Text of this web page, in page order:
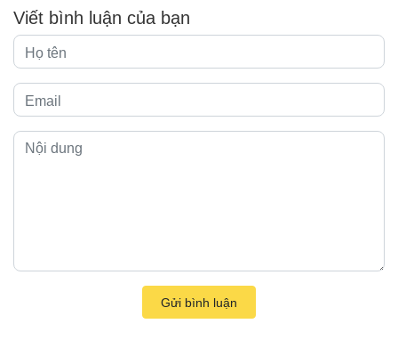
Viết bình luận của bạn
Gửi bình luận